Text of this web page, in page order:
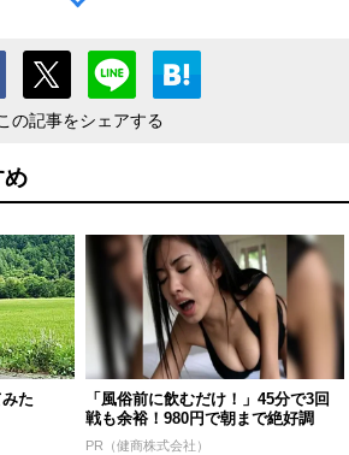
の記事をシェアする
め
た
「風俗前に飲むだけ！」45分で3回
戦も余裕！980円で朝まで絶好調
PR（健商株式会社）